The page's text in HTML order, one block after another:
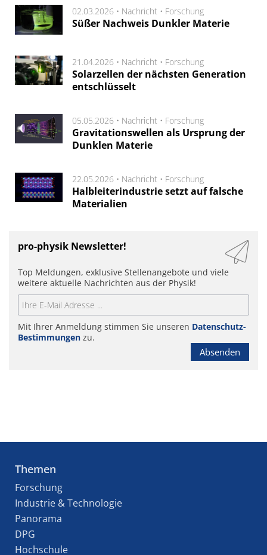
02.03.2026 • Nachricht • Forschung
Süßer Nachweis Dunkler Materie
21.04.2026 • Nachricht • Forschung
Solarzellen der nächsten Generation
entschlüsselt
05.05.2026 • Nachricht • Forschung
Gravitationswellen als Ursprung der
Dunklen Materie
22.05.2026 • Nachricht • Forschung
Halbleiterindustrie setzt auf falsche
Materialien
pro-physik Newsletter!
Top Meldungen, exklusive Stellenangebote und viele
weitere aktuelle Nachrichten aus der Physik!
Mit Ihrer Anmeldung stimmen Sie unseren Datenschutz-
Bestimmungen zu.
Absenden
Themen
Forschung
Industrie & Technologie
Panorama
DPG
Hochschule